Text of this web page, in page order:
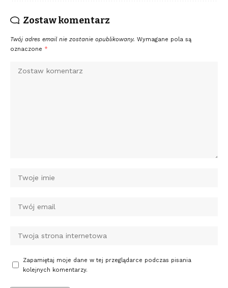
Zostaw komentarz
Twój adres email nie zostanie opublikowany. Wymagane pola są
oznaczone *
Zapamiętaj moje dane w tej przeglądarce podczas pisania
kolejnych komentarzy.